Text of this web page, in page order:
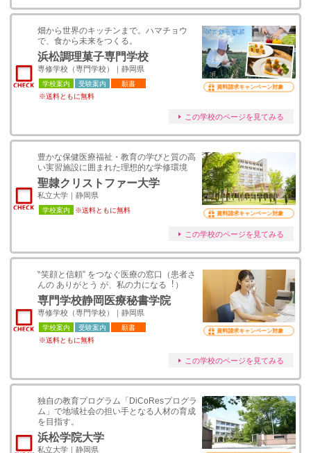
畑から世界のキッチンまで。ハマチョウ
で、食から未来をつくる。
浜松調理菓子専門学校
専修学校（専門学校）｜静岡県
学校案内 受験案内
願書
※送料ともに無料
資料請求キャンペーン対象
この学校のページを見てみる
豊かな保健医療福祉・教育の学びと質の高
い実習施設に囲まれた理想的な学修環境
聖隷クリストファー大学
私立大学｜静岡県
学校案内 ※送料ともに無料 資料請求キャンペーン対象
この学校のページを見てみる
‶笑顔と信頼” をつなぐ医療の窓口（患者さ
んの ありがとう が、私の力になる︕）
専門学校静岡医療秘書学院
専修学校（専門学校）｜静岡県
学校案内 受験案内
願書
※送料ともに無料
資料請求キャンペーン対象
この学校のページを見てみる
独自の教育プログラム「DiCoResプログラ
ム」で地域社会の担い手となる人材の育成
を目指す。
浜松学院大学
私立大学｜静岡県